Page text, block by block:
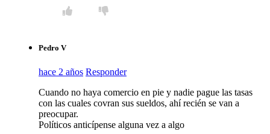
Pedro V
hace 2 años Responder
Cuando no haya comercio en pie y nadie pague las tasas
con las cuales covran sus sueldos, ahí recién se van a
preocupar.
Políticos anticípense alguna vez a algo